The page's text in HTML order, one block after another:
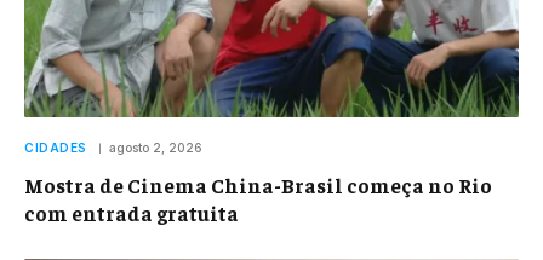
CIDADES agosto 2, 2026
Mostra de Cinema China-Brasil começa no Rio
com entrada gratuita